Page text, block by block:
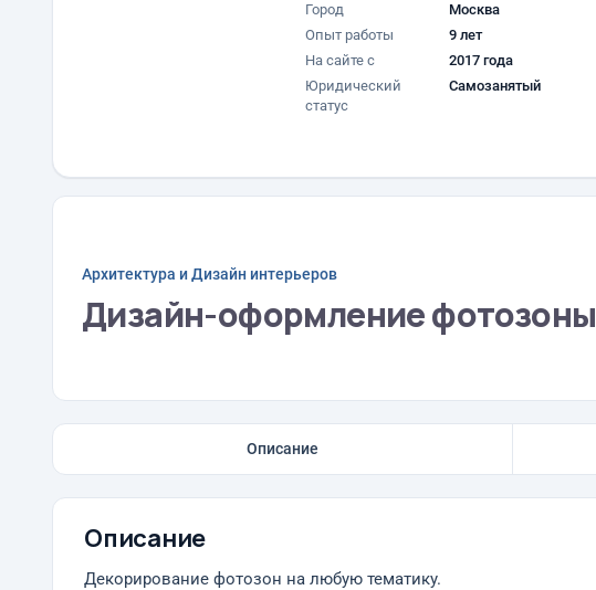
Город
Москва
Опыт работы
9 лет
На сайте с
2017 года
Юридический
статус
Самозанятый
Архитектура и Дизайн интерьеров
Дизайн-оформление фотозоны
Описание
Описание
Декорирование фотозон на любую тематику.